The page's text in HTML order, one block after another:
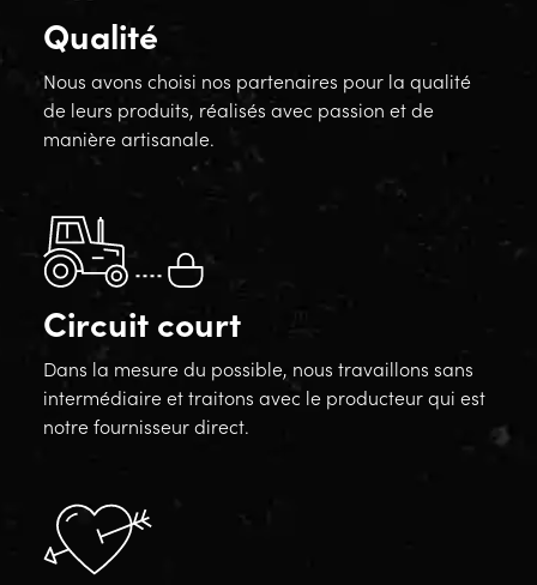
Qualité
Nous avons choisi nos partenaires pour la qualité
de leurs produits, réalisés avec passion et de
manière artisanale.
Circuit court
Dans la mesure du possible, nous travaillons sans
intermédiaire et traitons avec le producteur qui est
notre fournisseur direct.